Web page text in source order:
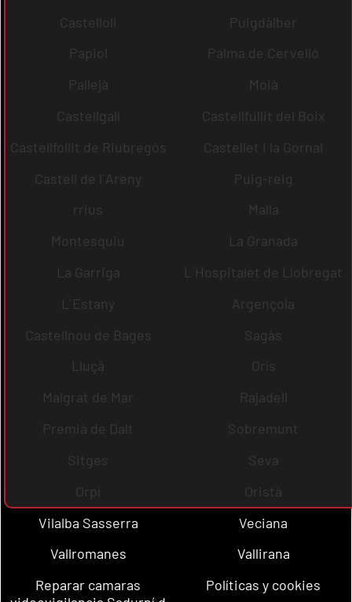
Castellolí
Puigdàlber
Papiol
Palma de Cervelló
Pallejà
Moià
Castellgalí
Castellfullit del Boix
Castellfollit de Riubregós
Castellet i la Gornal
Castell de l´Areny
Puig-reig
rrius
Malla
Montesquiu
La Granada
La Garriga
L´Hospitalet de Llobregat
L´Estany
Argençola
Castellnou de Bages
Sagàs
Lluçà
Orís
Malgrat de Mar
Rajadell
Premià de Dalt
Sobremunt
Sitges
Seva
Orpí
Oristà
Vilalba Sasserra
Veciana
Vallromanes
Vallirana
Reparar camaras
Políticas y cookies